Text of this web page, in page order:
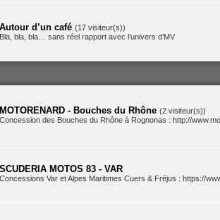
Autour d’un café (17 visiteur(s))
Bla, bla, bla… sans réel rapport avec l’univers d’MV
MOTORENARD - Bouches du Rhône (2 visiteur(s))
Concession des Bouches du Rhône à Rognonas : http://
SCUDERIA MOTOS 83 - VAR
Concessions Var et Alpes Maritimes Cuers & Fréjus : https://